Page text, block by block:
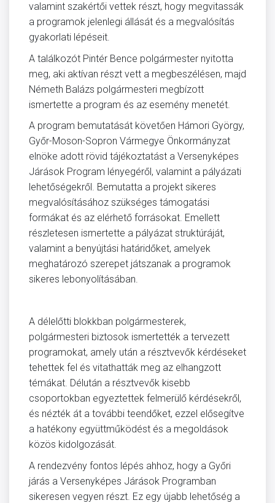
valamint szakértői vettek részt, hogy megvitassák
a programok jelenlegi állását és a megvalósítás
gyakorlati lépéseit.
A találkozót Pintér Bence polgármester nyitotta
meg, aki aktívan részt vett a megbeszélésen, majd
Németh Balázs polgármesteri megbízott
ismertette a program és az esemény menetét.
A program bemutatását követően Hámori György,
Győr-Moson-Sopron Vármegye Önkormányzat
elnöke adott rövid tájékoztatást a Versenyképes
Járások Program lényegéről, valamint a pályázati
lehetőségekről. Bemutatta a projekt sikeres
megvalósításához szükséges támogatási
formákat és az elérhető forrásokat. Emellett
részletesen ismertette a pályázat struktúráját,
valamint a benyújtási határidőket, amelyek
meghatározó szerepet játszanak a programok
sikeres lebonyolításában.
A délelőtti blokkban polgármesterek,
polgármesteri biztosok ismertették a tervezett
programokat, amely után a résztvevők kérdéseket
tehettek fel és vitathatták meg az elhangzott
témákat. Délután a résztvevők kisebb
csoportokban egyeztettek felmerülő kérdésekről,
és nézték át a további teendőket, ezzel elősegítve
a hatékony együttműködést és a megoldások
közös kidolgozását.
A rendezvény fontos lépés ahhoz, hogy a Győri
járás a Versenyképes Járások Programban
sikeresen vegyen részt. Ez egy újabb lehetőség a